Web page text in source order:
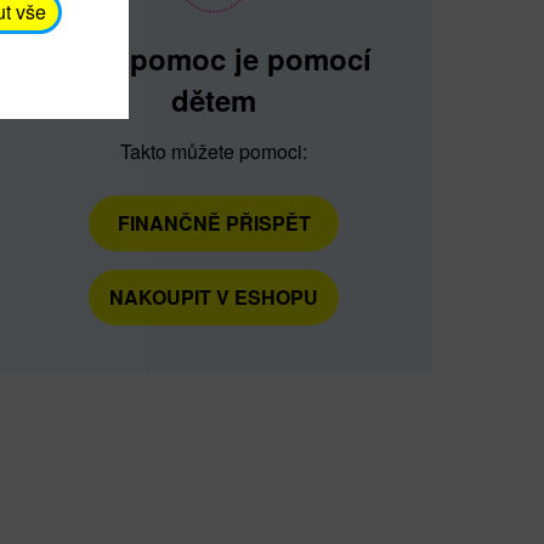
vše
Vaše pomoc je pomocí
dětem
Takto můžete pomoci:
FINANČNĚ PŘISPĚT
NAKOUPIT V ESHOPU